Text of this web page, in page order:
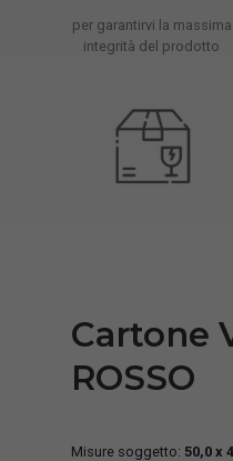
per garantirvi la massima
integrità del prodotto
Cartone
ROSSO
Misure soggetto: 50,0 x